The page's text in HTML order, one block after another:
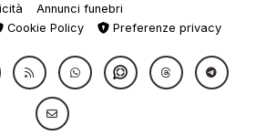
Annunci funebri
Cookie Policy Preferenze privacy